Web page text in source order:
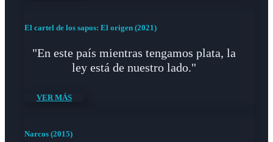
El cartel de los sapos: El origen (2021)
"En este país mientras tengamos plata, la
ley está de nuestro lado."
VER MÁS
Narcos (2015)